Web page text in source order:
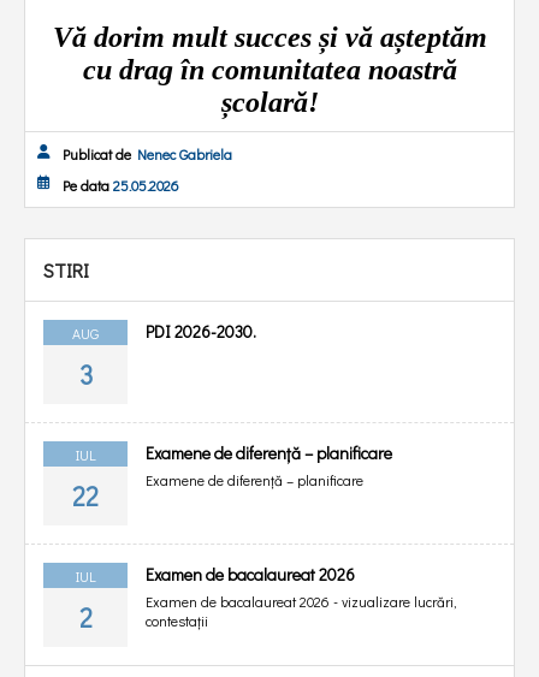
Vă dorim mult succes și vă așteptăm
cu drag în comunitatea noastră
școlară!
Publicat de Nenec Gabriela
Pe data25.05.2026
STIRI
AUG
3
PDI 2026-2030.
IUL
22
Examene de diferență – planificare
Examene de diferență – planificare
IUL
2
Examen de bacalaureat 2026
Examen de bacalaureat 2026 - vizualizare lucrări,
contestații